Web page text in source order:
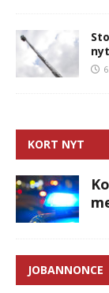
KORT NYT
JOBANNONCE